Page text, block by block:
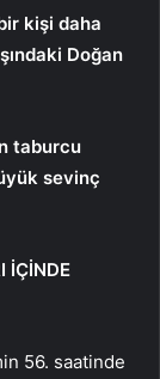
kişi daha
Doğan
taburcu
sevinç
İÇİNDE
56. saatinde